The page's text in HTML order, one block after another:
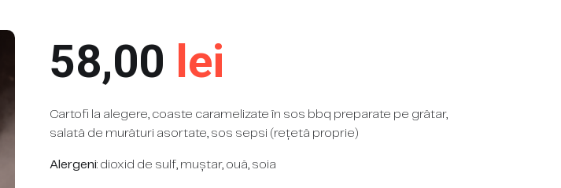
58,00 lei
Cartofi la alegere, coaste caramelizate în sos bbq preparate pe grătar,
salată de murături asortate, sos sepsi (rețetă proprie)
Alergeni: dioxid de sulf, muștar, ouă, soia